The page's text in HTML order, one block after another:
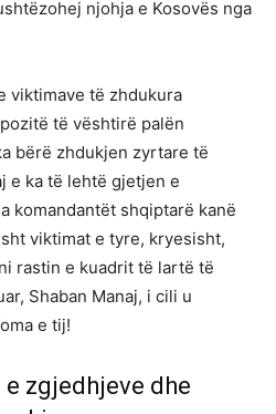
njohja e Kosovës nga
viktimave të zhdukura
të vështirë palën
bërë zhdukjen zyrtare të
e ka të lehtë gjetjen e
komandantët shqiptarë kanë
viktimat e tyre, kryesisht,
rastin e kuadrit të lartë të
Shaban Manaj, i cili u
e tij!
zgjedhjeve dhe